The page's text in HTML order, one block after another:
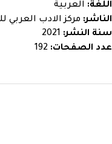
اللغة: العربية
الناشر: مركز الادب العربي
سنة النشر:
عدد الصفحات: